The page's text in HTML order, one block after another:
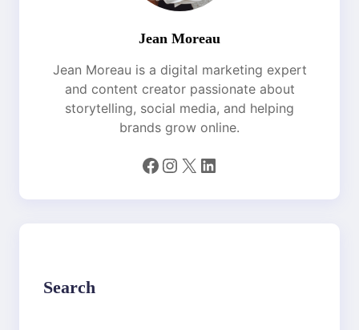
Jean Moreau
Jean Moreau is a digital marketing expert
and content creator passionate about
storytelling, social media, and helping
brands grow online.
Facebook Instagram X LinkedIn
Search